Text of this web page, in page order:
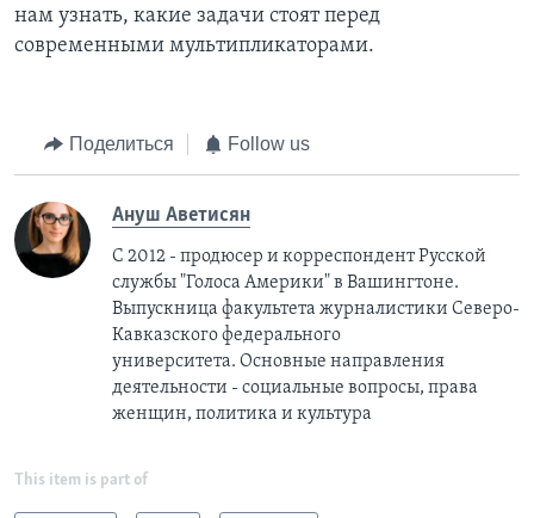
нам узнать, какие задачи стоят перед
современными мультипликаторами.
Поделиться Follow us
Ануш Аветисян
С 2012 - продюсер и корреспондент Русской
службы "Голоса Америки" в Вашингтоне.
Выпускница факультета журналистики Северо-
Кавказского федерального
университета. Основные направления
деятельности - социальные вопросы, права
женщин, политика и культура
This item is part of